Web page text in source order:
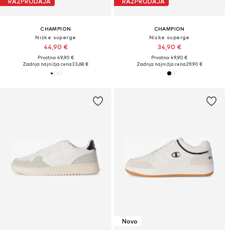
CHAMPION
Nizke superge
44,90 €
Prvotno: 49,90 €
Zadnja najnižja cena33,68 €
CHAMPION
Nizke superge
34,90 €
Prvotno: 49,90 €
Zadnja najnižja cena29,90 €
Novo